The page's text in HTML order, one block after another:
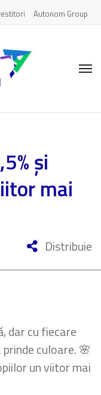
Autonom Group
și
mai
Distribuie
dar cu fiecare
culoare. 🌸
un viitor mai